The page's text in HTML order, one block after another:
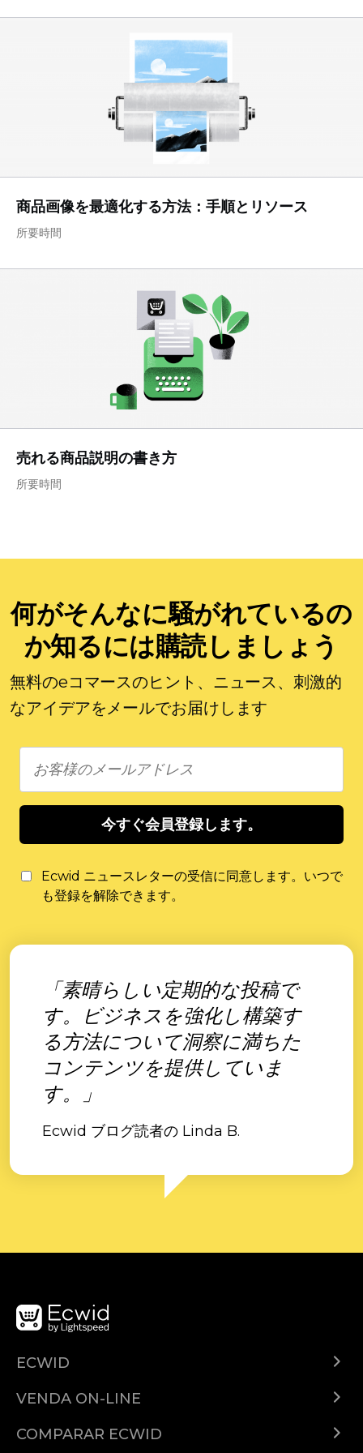
商品画像を最適化する方法：手順とリソース
所要時間
売れる商品説明の書き方
所要時間
何がそんなに騒がれているの
か知るには購読しましょう
無料のeコマースのヒント、ニュース、刺激的
なアイデアをメールでお届けします
今すぐ会員登録します。
Ecwid ニュースレターの受信に同意します。いつで
も登録を解除できます。
「素晴らしい定期的な投稿で
す。ビジネスを強化し構築す
る方法について洞察に満ちた
コンテンツを提供していま
す。」
Ecwid ブログ読者の Linda B.
ECWID
Planos e preços
Central de ajuda
VENDA ON-LINE
Venda no Facebook
COMPARAR ECWID